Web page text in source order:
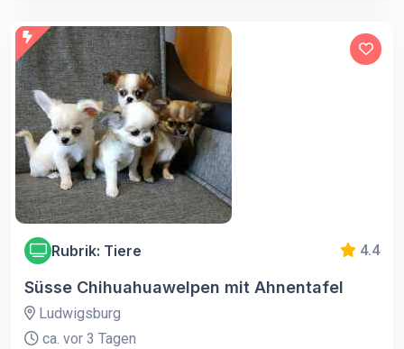
Rubrik: Tiere 4.4
Süsse Chihuahuawelpen mit Ahnentafel
Ludwigsburg
ca. vor 3 Tagen